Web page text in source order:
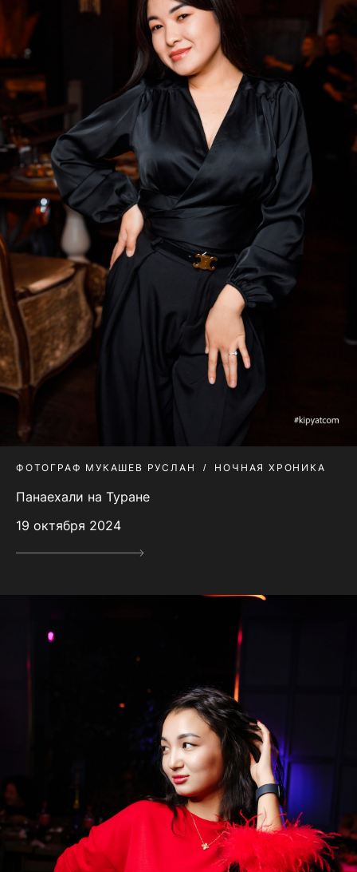
ФОТОГРАФ МУКАШЕВ РУСЛАН НОЧНАЯ ХРОНИКА
Панаехали на Туране
19 октября 2024